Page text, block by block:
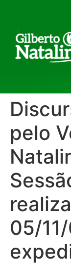
pelo
05/